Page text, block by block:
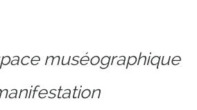
muséographique